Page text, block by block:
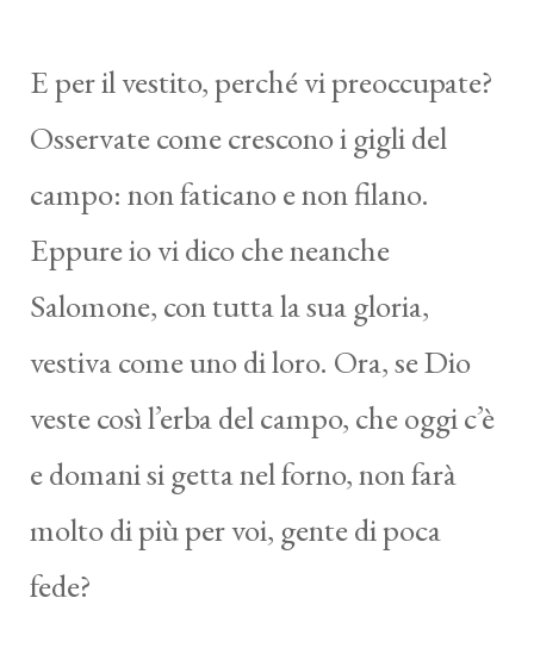
E per il vestito, perché vi preoccupate?
Osservate come crescono i gigli del
campo: non faticano e non filano.
Eppure io vi dico che neanche
Salomone, con tutta la sua gloria,
vestiva come uno di loro. Ora, se Dio
veste così l’erba del campo, che oggi c’è
e domani si getta nel forno, non farà
molto di più per voi, gente di poca
fede?